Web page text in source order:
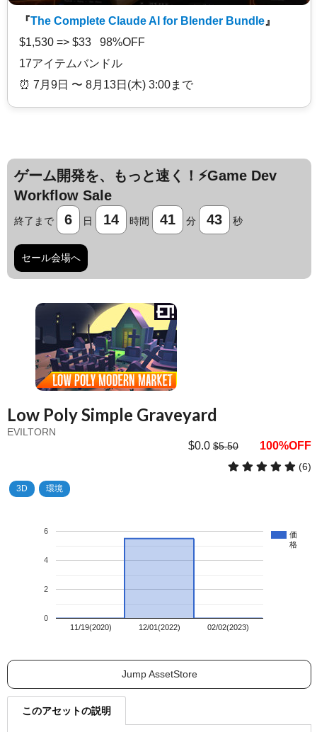
『The Complete Claude AI for Blender Bundle 』
$1,530 => $33 98%OFF
17アイテムバンドル
⏰️ 7月9日 〜 8月13日(木) 3:00まで
ゲーム開発を、もっと速く！⚡️Game Dev
Workflow Sale
終了まで 6 日 14 時間 41 分 42 秒
セール会場へ
Low Poly Simple Graveyard
EVILTORN
$0.0 $5.50 100%OFF
(6)
3D 環境
価
格
11/19(2020) 12/01(2022) 02/02(2023)
0
2
4
6
Jump AssetStore
このアセットの説明